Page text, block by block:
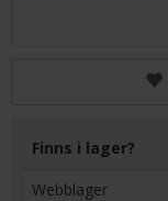
Finns i lager?
Webblager